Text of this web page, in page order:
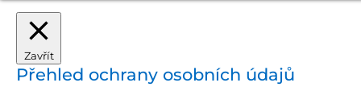
Zavřít
Přehled ochrany osobních údajů